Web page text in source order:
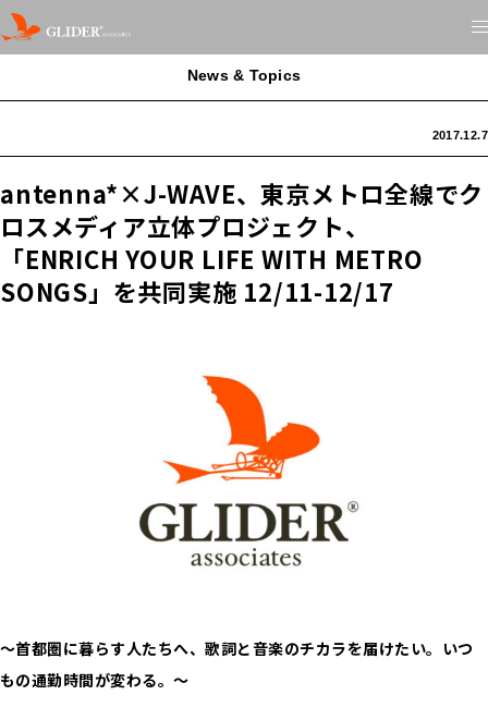
News & Topics
2017.12.7
antenna*×J-WAVE、東京メトロ全線でク
ロスメディア立体プロジェクト、
「ENRICH YOUR LIFE WITH METRO
SONGS」を共同実施 12/11-12/17
～首都圏に暮らす人たちへ、歌詞と音楽のチカラを届けたい。いつ
もの通勤時間が変わる。～